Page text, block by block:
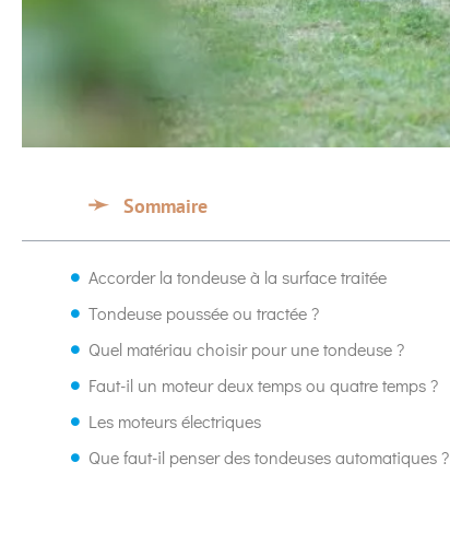
Sommaire
Accorder la tondeuse à la surface traitée
Tondeuse poussée ou tractée ?
Quel matériau choisir pour une tondeuse ?
Faut-il un moteur deux temps ou quatre temps ?
Les moteurs électriques
Que faut-il penser des tondeuses automatiques ?